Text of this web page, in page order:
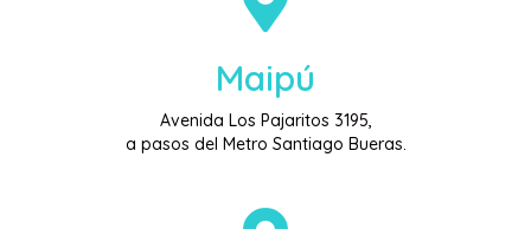
Maipú
Avenida Los Pajaritos 3195,
a pasos del Metro Santiago Bueras.